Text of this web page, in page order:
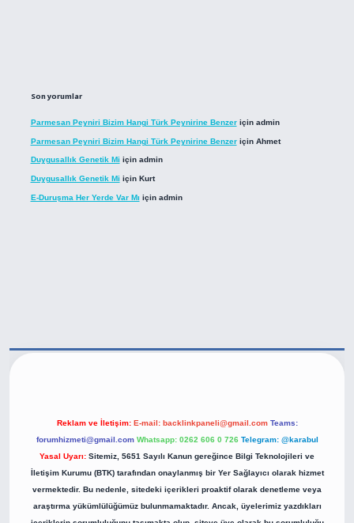
Son yorumlar
Parmesan Peyniri Bizim Hangi Türk Peynirine Benzeriçin admin
Parmesan Peyniri Bizim Hangi Türk Peynirine Benzeriçin Ahmet
Duygusallık Genetik Mi için admin
Duygusallık Genetik Mi için Kurt
E-Duruşma Her Yerde Var Mı için admin
Reklam ve İletişim: E-mail: backlinkpaneli@gmail.com Teams:
forumhizmeti@gmail.com Whatsapp: 0262 606 0 726 Telegram: @karabul
Yasal Uyarı: Sitemiz, 5651 Sayılı Kanun gereğince Bilgi Teknolojileri ve
İletişim Kurumu (BTK) tarafından onaylanmış bir Yer Sağlayıcı olarak hizmet
vermektedir. Bu nedenle, sitedeki içerikleri proaktif olarak denetleme veya
araştırma yükümlülüğümüz bulunmamaktadır. Ancak, üyelerimiz yazdıkları